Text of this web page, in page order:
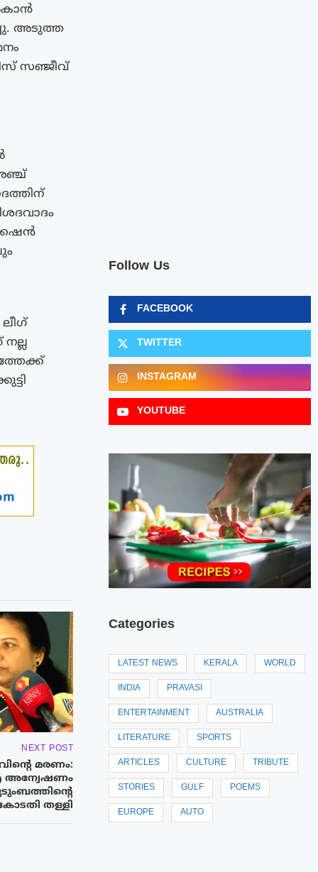
അടുത്ത
സഞ്ജീവ്
NEXT POST
മരണം:
തള്ളി
Follow Us
FACEBOOK
TWITTER
INSTAGRAM
YOUTUBE
Categories
LATEST NEWS KERALA WORLD
INDIA PRAVASI
ENTERTAINMENT AUSTRALIA
LITERATURE SPORTS
ARTICLES CULTURE TRIBUTE
STORIES GULF POEMS
EUROPE AUTO